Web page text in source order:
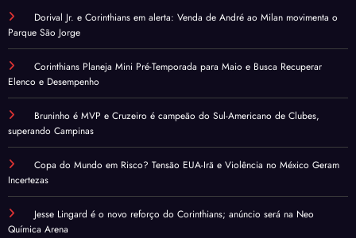
Dorival Jr. e Corinthians em alerta: Venda de André ao Milan movimenta o
Parque São Jorge
Corinthians Planeja Mini Pré-Temporada para Maio e Busca Recuperar
Elenco e Desempenho
Bruninho é MVP e Cruzeiro é campeão do Sul-Americano de Clubes,
superando Campinas
Copa do Mundo em Risco? Tensão EUA-Irã e Violência no México Geram
Incertezas
Jesse Lingard é o novo reforço do Corinthians; anúncio será na Neo
Química Arena